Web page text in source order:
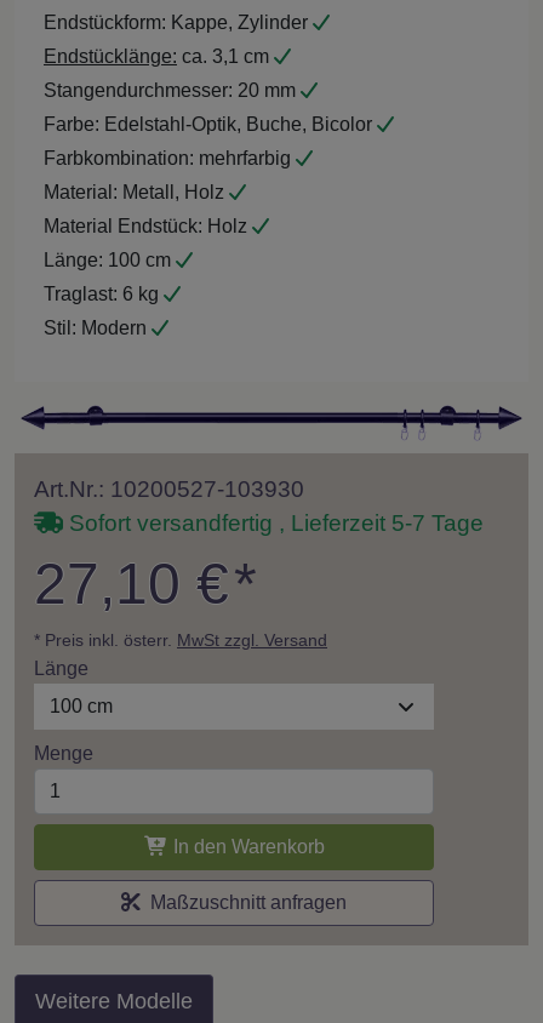
Endstückform: Kappe, Zylinder
Endstücklänge: ca. 3,1 cm
Stangendurchmesser: 20 mm
Farbe: Edelstahl-Optik, Buche, Bicolor
Farbkombination: mehrfarbig
Material: Metall, Holz
Material Endstück: Holz
Länge: 100 cm
Traglast: 6 kg
Stil: Modern
Art.Nr.: 10200527-103930
Sofort versandfertig , Lieferzeit 5-7 Tage
27,10 €*
* Preis inkl. österr. MwSt zzgl. Versand
Länge
100 cm
Menge
In den Warenkorb
Maßzuschnitt anfragen
Weitere Modelle